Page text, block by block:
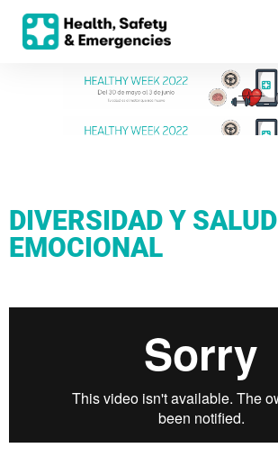
DIVERSIDAD Y SALUD
EMOCIONAL